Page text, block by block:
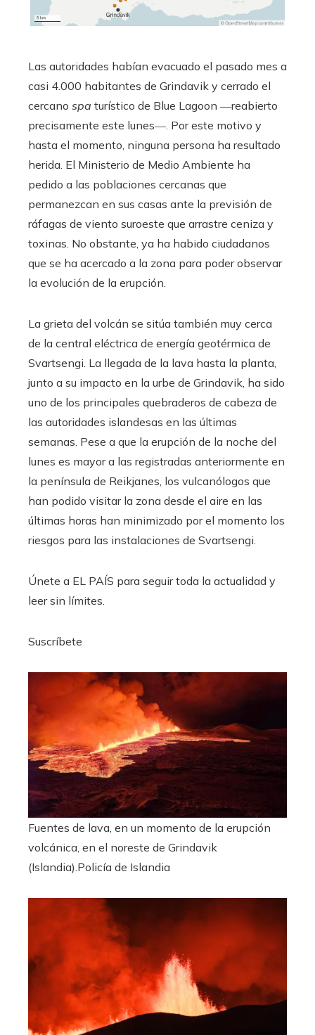
Las autoridades habían evacuado el pasado mes a
casi 4.000 habitantes de Grindavik y cerrado el
cercano spa turístico de Blue Lagoon ―reabierto
precisamente este lunes―. Por este motivo y
hasta el momento, ninguna persona ha resultado
herida. El Ministerio de Medio Ambiente ha
pedido a las poblaciones cercanas que
permanezcan en sus casas ante la previsión de
ráfagas de viento suroeste que arrastre ceniza y
toxinas. No obstante, ya ha habido ciudadanos
que se ha acercado a la zona para poder observar
la evolución de la erupción.
La grieta del volcán se sitúa también muy cerca
de la central eléctrica de energía geotérmica de
Svartsengi. La llegada de la lava hasta la planta,
junto a su impacto en la urbe de Grindavik, ha sido
uno de los principales quebraderos de cabeza de
las autoridades islandesas en las últimas
semanas. Pese a que la erupción de la noche del
lunes es mayor a las registradas anteriormente en
la península de Reikjanes, los vulcanólogos que
han podido visitar la zona desde el aire en las
últimas horas han minimizado por el momento los
riesgos para las instalaciones de Svartsengi.
Únete a EL PAÍS para seguir toda la actualidad y
leer sin límites.
Suscríbete
Fuentes de lava, en un momento de la erupción
volcánica, en el noreste de Grindavik
(Islandia). Policía de Islandia